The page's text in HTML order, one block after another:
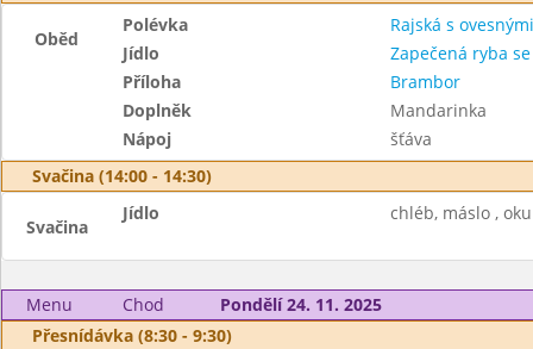
Oběd
Polévka
Rajská s
Jídlo
Zapečená ryba
Příloha
Brambor
Doplněk
Mandarinka
Nápoj
šťáva
Svačina (14:00 - 14:30)
Svačina
Jídlo chléb, máslo ,
Menu Chod
Pondělí 24. 11. 2025
Přesnídávka (8:30 - 9:30)